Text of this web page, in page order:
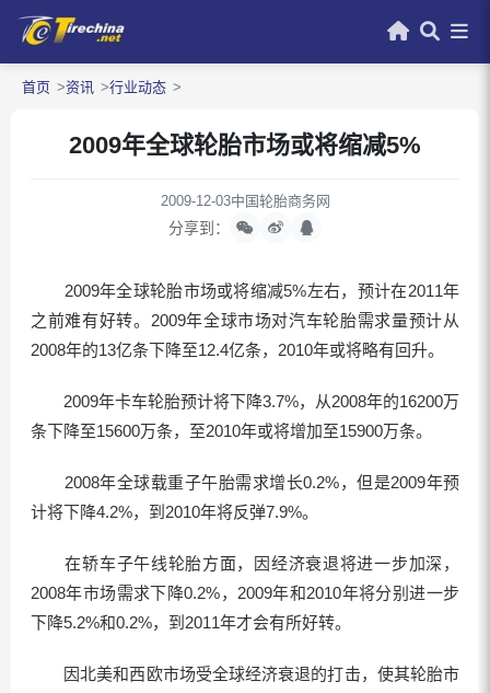
首页 资讯 行业动态
2009年全球轮胎市场或将缩减5%
2009-12-03中国轮胎商务网
分享到：
2009年全球轮胎市场或将缩减5%左右，预计在2011年
之前难有好转。2009年全球市场对汽车轮胎需求量预计从
2008年的13亿条下降至12.4亿条，2010年或将略有回升。
2009年卡车轮胎预计将下降3.7%，从2008年的16200万
条下降至15600万条，至2010年或将增加至15900万条。
2008年全球载重子午胎需求增长0.2%，但是2009年预
计将下降4.2%，到2010年将反弹7.9%。
在轿车子午线轮胎方面，因经济衰退将进一步加深，
2008年市场需求下降0.2%，2009年和2010年将分别进一步
下降5.2%和0.2%，到2011年才会有所好转。
因北美和西欧市场受全球经济衰退的打击，使其轮胎市